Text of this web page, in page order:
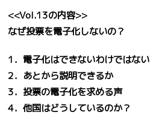
<<Vol.13の内容>>
なぜ投票を電子化しないの？
1．電子化はできないわけではない
2．あとから説明できるか
3．投票の電子化を求める声
4．他国はどうしているのか？